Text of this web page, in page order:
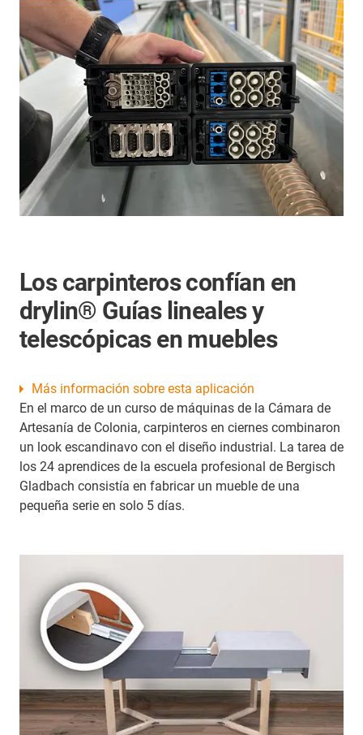
Los carpinteros confían en
drylin® Guías lineales y
telescópicas en muebles
En el marco de un curso de máquinas de la Cámara de
Artesanía de Colonia, carpinteros en ciernes combinaron
un look escandinavo con el diseño industrial. La tarea de
los 24 aprendices de la escuela profesional de Bergisch
Gladbach consistía en fabricar un mueble de una
pequeña serie en solo 5 días.
Más información sobre esta aplicación